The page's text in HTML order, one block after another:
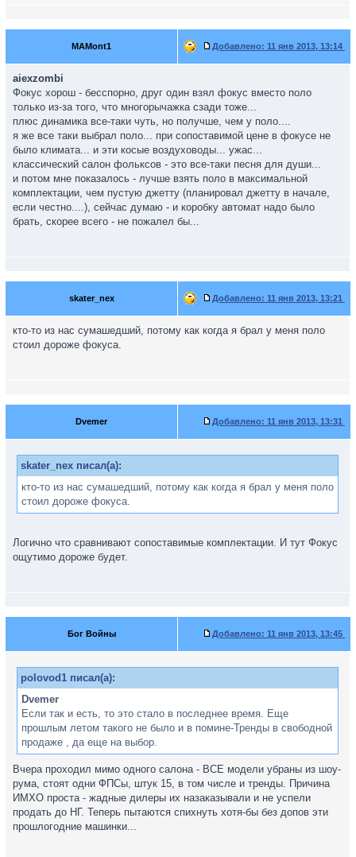
MAMont1 Добавлено: 11 янв 2013, 13:14
aiexzombi
Фокус хорош - бесспорно, друг один взял фокус вместо поло
только из-за того, что многорычажка сзади тоже...
плюс динамика все-таки чуть, но получше, чем у поло....
я же все таки выбрал поло... при сопоставимой цене в фокусе не
было климата... и эти косые воздуховоды... ужас...
классический салон фольксов - это все-таки песня для души...
и потом мне показалось - лучше взять поло в максимальной
комплектации, чем пустую джетту (планировал джетту в начале,
если честно....), сейчас думаю - и коробку автомат надо было
брать, скорее всего - не пожалел бы...
skater_nex Добавлено: 11 янв 2013, 13:21
кто-то из нас сумашедший, потому как когда я брал у меня поло
стоил дороже фокуса.
Dvemer Добавлено: 11 янв 2013, 13:31
skater_nex писал(а):
кто-то из нас сумашедший, потому как когда я брал у меня поло
стоил дороже фокуса.
Логично что сравнивают сопоставимые комплектации. И тут Фокус
ощутимо дороже будет.
Бог Войны Добавлено: 11 янв 2013, 13:45
polovod1 писал(а):
Dvemer
Если так и есть, то это стало в последнее время. Еще
прошлым летом такого не было и в помине-Тренды в свободной
продаже , да еще на выбор.
Вчера проходил мимо одного салона - ВСЕ модели убраны из шоу-
рума, стоят одни ФПСы, штук 15, в том числе и тренды. Причина
ИМХО проста - жадные дилеры их назаказывали и не успели
продать до НГ. Теперь пытаются спихнуть хотя-бы без допов эти
прошлогодние машинки...